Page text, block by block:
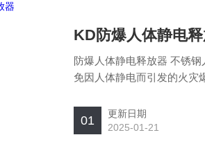
KD防爆人体静电
防爆人体静电释放器 不锈
免因人体静电而引发的火灾
01
更新日期
2025-01-21